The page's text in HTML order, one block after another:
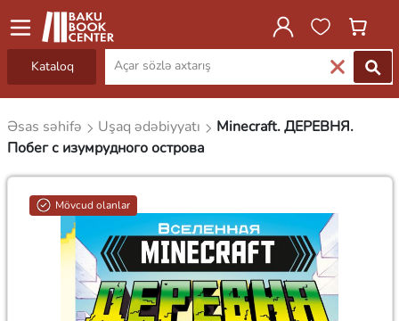
Kataloq
Əsas səhifə Uşaq ədəbiyyatı
Minecraft. ДЕРЕВНЯ.
Побег с изумрудного острова
Mövcud olanlar